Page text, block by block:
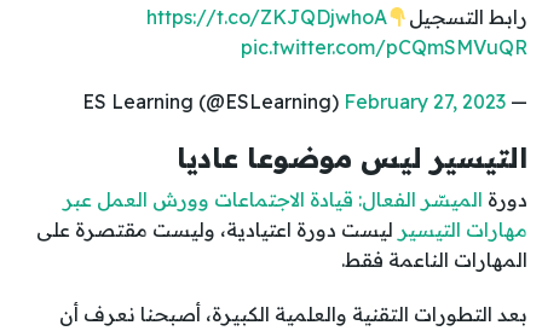
رابط التسجيل
https://t.co/ZKJQDjwhoA
pic.twitter.com/pCQmSMVuQR
— ES Learning (@ESLearning)
February 27, 2023
التيسير ليس موضوعا عاديا
دورة الميسّر الفعال: قيادة الاجتماعات وورش العمل عبر
مهارات التيسير ليست دورة اعتيادية، وليست مقتصرة على
المهارات الناعمة فقط.
بعد التطورات التقنية والعلمية الكبيرة، أصبحنا نعرف أن